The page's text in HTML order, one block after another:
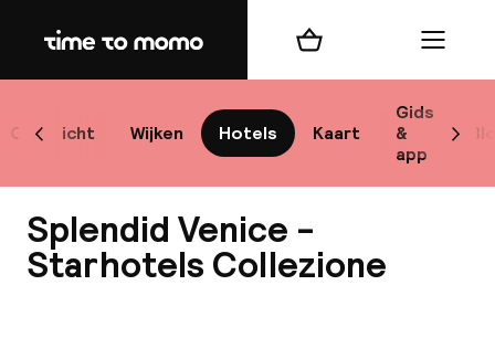
Home
Overzicht Wijken Hotels Kaart
Gids
&
app
Scroll naar links
Winkelmand Menu
Splendid Venice -
Starhotels Collezione